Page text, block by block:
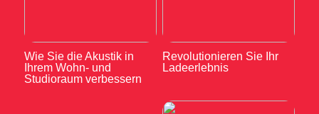
Wie Sie die Akustik in
Ihrem Wohn- und
Studioraum verbessern
Revolutionieren Sie Ihr
Ladeerlebnis